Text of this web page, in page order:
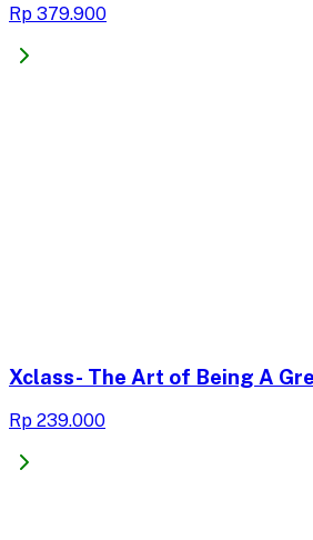
Rp 379.900
Xclass- The Art of Being A
Rp 239.000